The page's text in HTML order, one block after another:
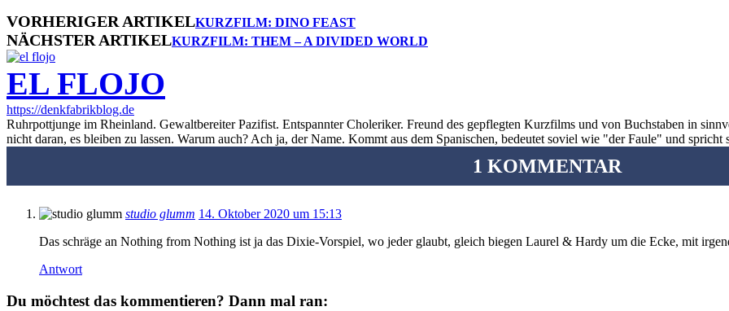
VORHERIGER ARTIKELKURZFILM: DINO FEAST
NÄCHSTER ARTIKELKURZFILM: THEM – A DIVIDED WORLD
EL FLOJO
https://denkfabrikblog.de
Ruhrpottjunge im Rheinland. Gewaltbereiter Pazifist. Entspannter Choleriker. Freund des gepflegten Kurzfilms und von Buchstaben in
nicht daran, es bleiben zu lassen. Warum auch? Ach ja, der Name. Kommt aus dem Spanischen, bedeutet soviel wie "der Faule" und spricht
1 KOMMENTAR
studio glumm 14. Oktober 2020 um 15:13
Das schräge an Nothing from Nothing ist ja das Dixie-Vorspiel, wo jeder glaubt, gleich biegen Laurel & Hardy um die Ecke, mit
Antwort
Du möchtest das kommentieren? Dann mal ran: